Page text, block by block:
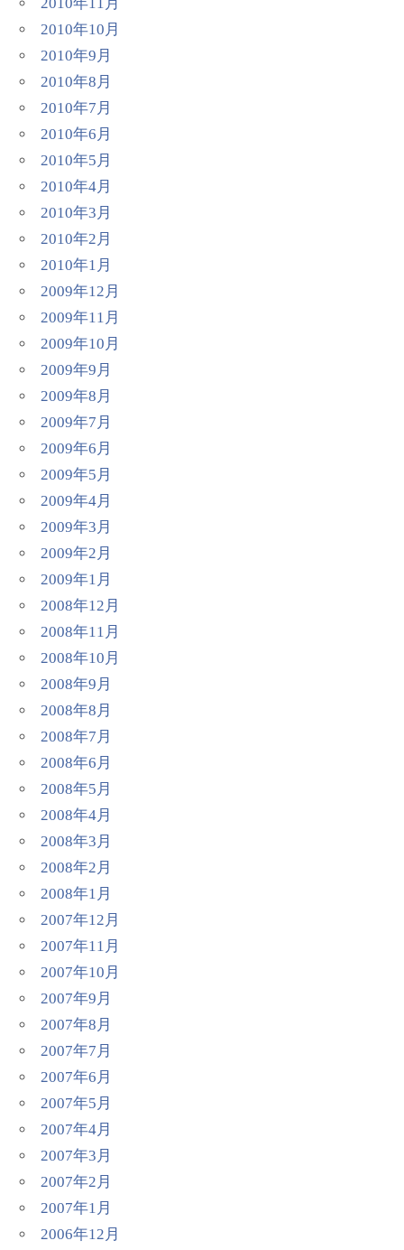
2010年10月
2010年9月
2010年8月
2010年7月
2010年6月
2010年5月
2010年4月
2010年3月
2010年2月
2010年1月
2009年12月
2009年11月
2009年10月
2009年9月
2009年8月
2009年7月
2009年6月
2009年5月
2009年4月
2009年3月
2009年2月
2009年1月
2008年12月
2008年11月
2008年10月
2008年9月
2008年8月
2008年7月
2008年6月
2008年5月
2008年4月
2008年3月
2008年2月
2008年1月
2007年12月
2007年11月
2007年10月
2007年9月
2007年8月
2007年7月
2007年6月
2007年5月
2007年4月
2007年3月
2007年2月
2007年1月
2006年12月